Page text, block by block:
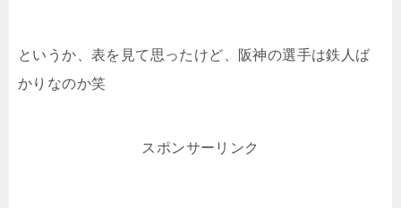
というか、表を見て思ったけど、阪神の選手は鉄人ば
かりなのか笑
スポンサーリンク